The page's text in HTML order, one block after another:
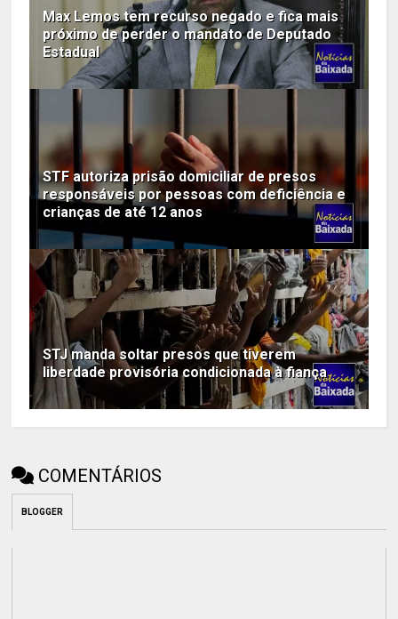
Max Lemos tem recurso negado e fica mais
próximo de perder o mandato de Deputado
Estadual
STF autoriza prisão domiciliar de presos
responsáveis por pessoas com deficiência e
crianças de até 12 anos
STJ manda soltar presos que tiverem
liberdade provisória condicionada à fiança
COMENTÁRIOS
BLOGGER